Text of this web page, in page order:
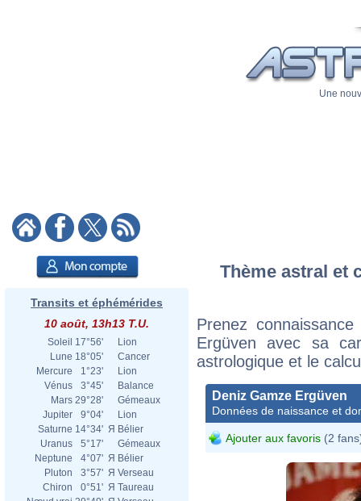
Une
Transits et éphémérides
10 août, 13h13 T.U.
Soleil 17°56'
Lion
Lune 18°05'
Cancer
Mercure
1°23'
Lion
Vénus
3°45'
Balance
Mars 29°28'
Gémeaux
Jupiter
9°04'
Lion
Saturne 14°34' Я Bélier
Uranus
5°17'
Gémeaux
Neptune
4°07' Я Bélier
Pluton
3°57' Я Verseau
Chiron
0°51' Я Taureau
Thème astral et
Prenez
Ergüven avec sa
astrologique et le
Deniz Gamze Ergüven
Données de naissance et
Ajouter aux favoris (2